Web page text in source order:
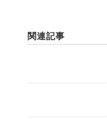
関連記事